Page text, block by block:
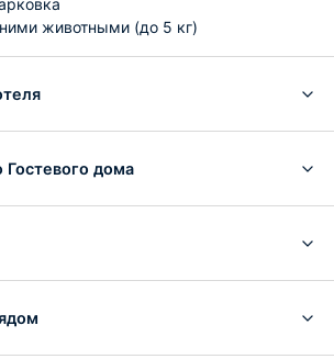
животными (до 5 кг)
Гостевого дома